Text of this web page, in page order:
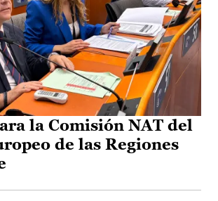
la Comisión NAT del
de las Regiones